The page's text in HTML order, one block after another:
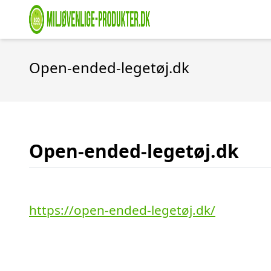
Open-ended-legetøj.dk
Open-ended-legetøj.dk
https://open-ended-legetøj.dk/